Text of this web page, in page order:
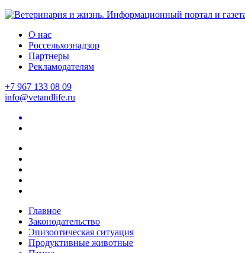
О нас
Россельхознадзор
Партнеры
Рекламодателям
+7 967 133 08 09
info@vetandlife.ru
Главное
Законодательство
Эпизоотическая ситуация
Продуктивные животные